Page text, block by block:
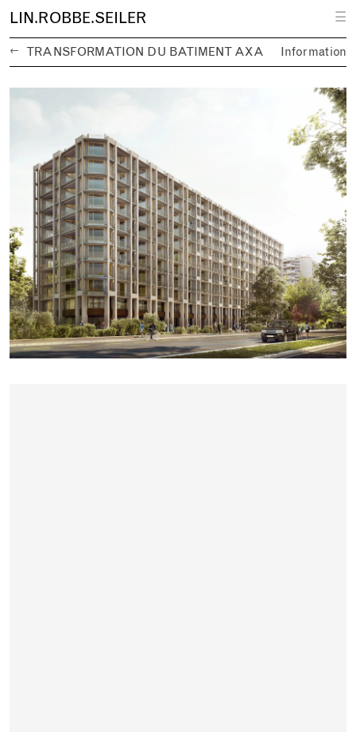
L IN. ROBBE.S EILER ☰
← TRANSFORMATION DU BÂTIMENT AXA Information